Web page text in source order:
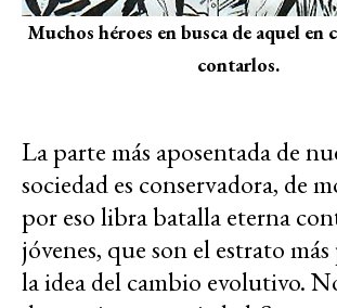
Muchos héroes en busca de aquel en
contarlos.
La parte más aposentada de
sociedad es conservadora, de
por eso libra batalla eterna
jóvenes, que son el estrato
la idea del cambio evolutivo.